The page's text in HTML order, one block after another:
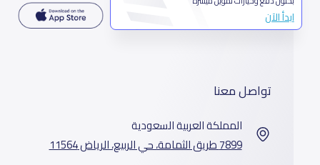
ابدأ الآن
تواصل معنا
المملكة العربية السعودية
7899 طريق الثمامة، حي الربيع، الرياض 11564